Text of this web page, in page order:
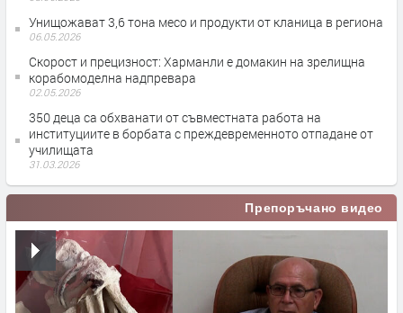
Унищожават 3,6 тона месо и продукти от кланица в региона
06.05.2026
Скорост и прецизност: Харманли е домакин на зрелищна
корабомоделна надпревара
02.05.2026
350 деца са обхванати от съвместната работа на
институциите в борбата с преждевременното отпадане от
училищата
31.03.2026
Препоръчано видео